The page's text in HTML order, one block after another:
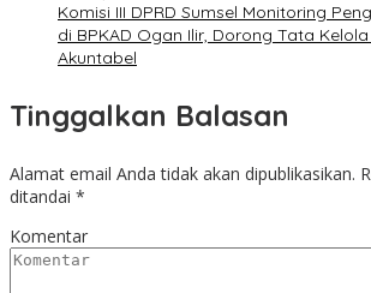
Komisi III DPRD Sumsel Monitoring
di BPKAD Ogan Ilir, Dorong Tata
Akuntabel
Tinggalkan Balasan
Alamat email Anda tidak akan dipublikasikan.
ditandai *
Komentar